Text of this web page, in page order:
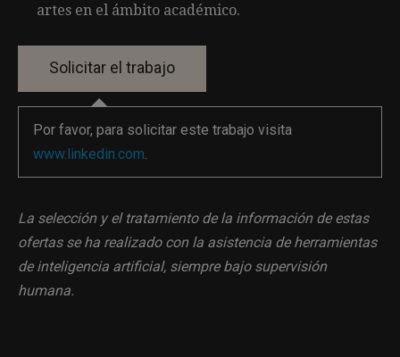
artes en el ámbito académico.
Por favor, para solicitar este trabajo visita
www.linkedin.com.
La selección y el tratamiento de la información de estas
ofertas se ha realizado con la asistencia de herramientas
de inteligencia artificial, siempre bajo supervisión
humana.